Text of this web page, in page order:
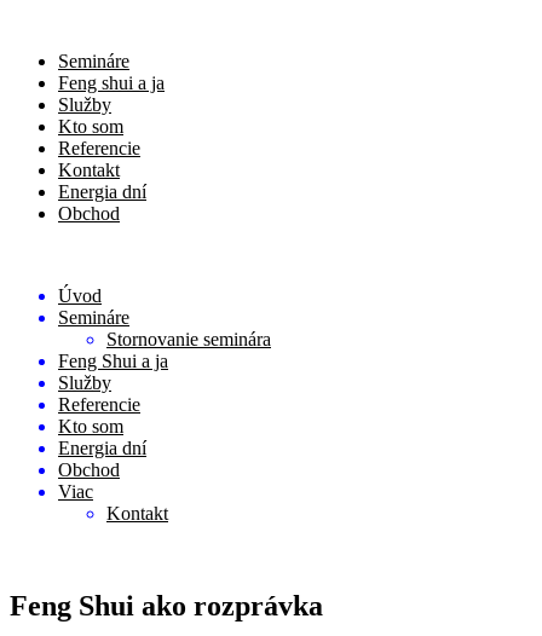
Semináre
Feng shui a ja
Služby
Kto som
Referencie
Kontakt
Energia dní
Obchod
Úvod
Semináre
Stornovanie seminára
Feng Shui a ja
Služby
Referencie
Kto som
Energia dní
Obchod
Viac
Kontakt
Feng Shui ako rozprávka